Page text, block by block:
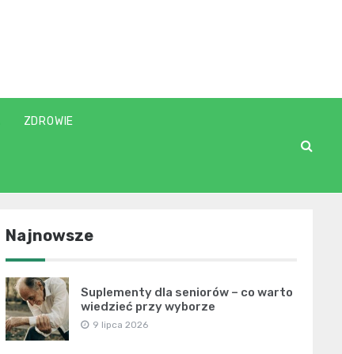
ZDROWIE
Najnowsze
Suplementy dla seniorów – co warto
wiedzieć przy wyborze
9 lipca 2026